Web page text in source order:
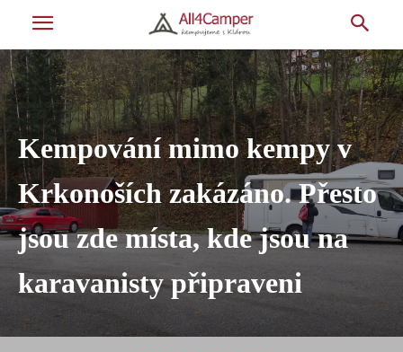
Kempování mimo kempy v
Krkonoších zakázáno. Přesto
jsou zde místa, kde jsou na
karavanisty připraveni